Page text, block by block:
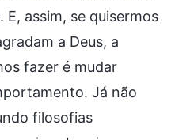
assim, se quisermos
a Deus, a
fazer é mudar
Já não
filosofias